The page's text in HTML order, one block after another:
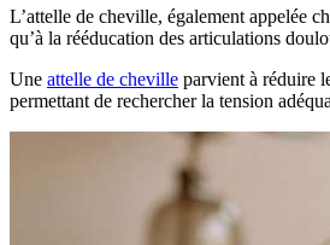
L’attelle de cheville, également appelée
qu’à la rééducation des articulations
Une attelle de cheville parvient à réduire
permettant de rechercher la tension